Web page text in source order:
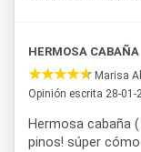
HERMOSA CABAÑA
Marisa
Opinión escrita 28-01-
Hermosa cabaña
pinos! súper